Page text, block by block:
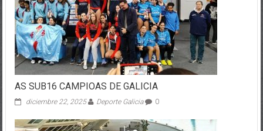
AS SUB16 CAMPIOAS DE GALICIA
diciembre 22, 2025 Deporte Galicia 0